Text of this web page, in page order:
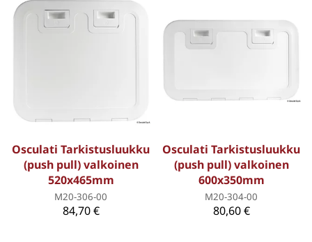
Osculati Tarkistusluukku
(push pull) valkoinen
520x465mm
M20-306-00
84,70 €
Osculati Tarkistusluukku
(push pull) valkoinen
600x350mm
M20-304-00
80,60 €